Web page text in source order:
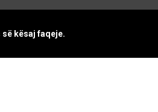
kësaj faqeje.